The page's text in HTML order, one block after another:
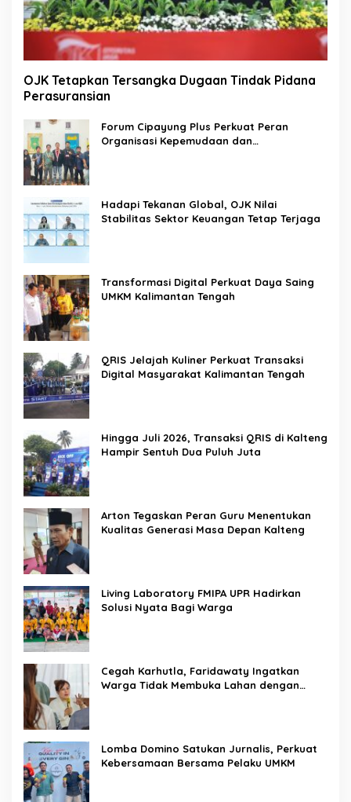
OJK Tetapkan Tersangka Dugaan Tindak Pidana
Perasuransian
Forum Cipayung Plus Perkuat Peran
Organisasi Kepemudaan dan
Hadapi Tekanan Global, OJK Nilai
Stabilitas Sektor Keuangan Tetap Terjaga
Transformasi Digital Perkuat Daya Saing
UMKM Kalimantan Tengah
QRIS Jelajah Kuliner Perkuat Transaksi
Digital Masyarakat Kalimantan Tengah
Hingga Juli 2026, Transaksi QRIS di Kalteng
Hampir Sentuh Dua Puluh Juta
Arton Tegaskan Peran Guru Menentukan
Kualitas Generasi Masa Depan Kalteng
Living Laboratory FMIPA UPR Hadirkan
Solusi Nyata Bagi Warga
Cegah Karhutla, Faridawaty Ingatkan
Warga Tidak Membuka Lahan dengan
Lomba Domino Satukan Jurnalis, Perkuat
Kebersamaan Bersama Pelaku UMKM